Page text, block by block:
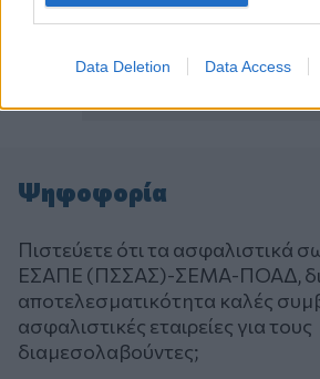
Data Deletion Data Access
Ψηφοφορία
Πιστεύετε ότι τα ασφαλιστικά
ΕΣΑΠΕ (ΠΣΣΑΣ)-ΣΕΜΑ-ΠΟΑΔ,
αποτελεσματικότητα καλές
ασφαλιστικές εταιρείες για τους
διαμεσολαβούντες;